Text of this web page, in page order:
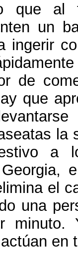
que al
un
ingerir
de
que
la
a
el
una
en